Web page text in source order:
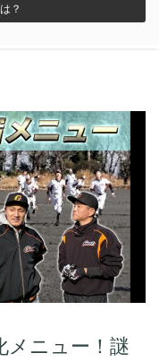
？
メニュー！謎